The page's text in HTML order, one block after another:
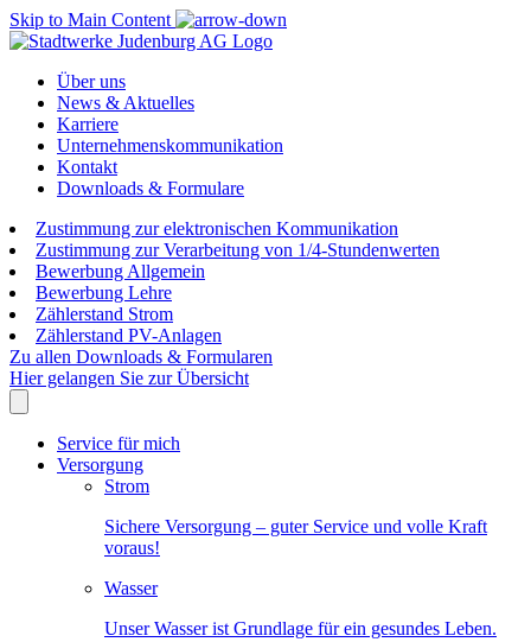
Skip to Main Content
Über uns
News & Aktuelles
Karriere
Unternehmenskommunikation
Kontakt
Downloads & Formulare
Zustimmung zur elektronischen Kommunikation
Zustimmung zur Verarbeitung von 1/4-Stundenwerten
Bewerbung Allgemein
Bewerbung Lehre
Zählerstand Strom
Zählerstand PV-Anlagen
Zu allen Downloads & Formularen
Hier gelangen Sie zur Übersicht
Service für mich
Versorgung
Strom
Sichere Versorgung – guter Service und volle Kraft
voraus!
Wasser
Unser Wasser ist Grundlage für ein gesundes Leben.